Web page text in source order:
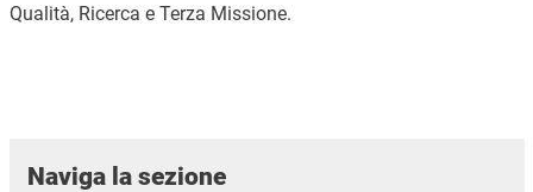
Qualità, Ricerca e Terza Missione.
Naviga la sezione